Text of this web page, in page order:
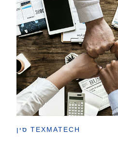
סין TEXMATECH